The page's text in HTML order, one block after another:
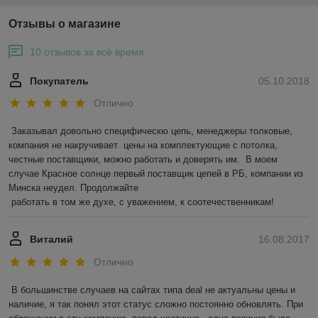
Отзывы о магазине
10 отзывов за всё время
05.10.2018
Покупатель
Отлично
Заказывал довольно специфическю цепь, менеджеры толковые,
компания не накручивает  цены на комплектующие с потолка,
честные поставщики, можно работать и доверять им.  В моем
случае Красное солнце первый поставщик цепей в РБ, компании из
Минска неудел. Продолжайте
работать в том же духе, с уважением, к соотечественникам!
16.08.2017
Виталий
Отлично
В большинстве случаев на сайтах типа deal не актуальны цены и
наличие, я так понял этот статус сложно постоянно обновлять. При